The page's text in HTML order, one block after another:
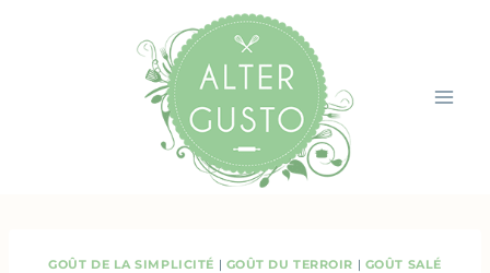
GOÛT DE LA SIMPLICITÉ | GOÛT DU TERROIR | GOÛT SALÉ